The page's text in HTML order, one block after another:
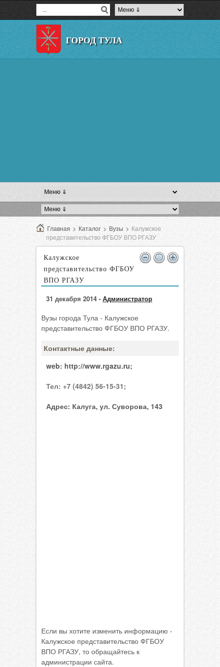
ГОРОД ТУЛА
Главная > Каталог > Вузы > Калужское
представительство ФГБОУ ВПО РГАЗУ
Калужское
представительство ФГБОУ
ВПО РГАЗУ
31 декабря 2014 - Администратор
Вузы города Тула - Калужское
представительство ФГБОУ ВПО РГАЗУ.
Контактные данные:
web: http://www.rgazu.ru;
Тел: +7 (4842) 56-15-31;
Адрес: Калуга, ул. Суворова, 143
Если вы хотите изменить информацию -
Калужское представительство ФГБОУ
ВПО РГАЗУ, то обращайтесь к
администрации сайта.